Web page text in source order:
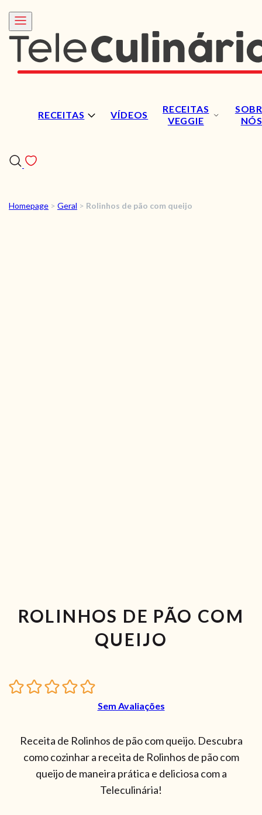
RECEITAS VÍDEOS
RECEITAS
VEGGIE
NÓS
RECEITAS
Homepage > Geral > Rolinhos de pão com queijo
ROLINHOS DE PÃO COM
QUEIJO
Sem Avaliações
Receita de Rolinhos de pão com queijo. Descubra
como cozinhar a receita de Rolinhos de pão com
queijo de maneira prática e deliciosa com a
Teleculinária!